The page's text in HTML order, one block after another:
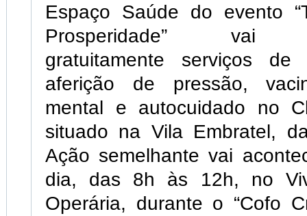
Espaço Saúde do evento
Prosperidade” vai
gratuitamente serviços de
aferição de pressão,
mental e autocuidado no
situado na Vila Embratel,
Ação semelhante vai
dia, das 8h às 12h, no
Operária, durante o “Cofo